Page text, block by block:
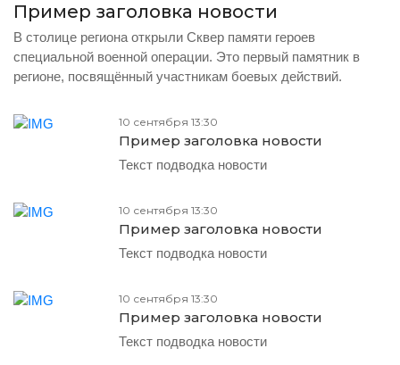
Пример заголовка новости
В столице региона открыли Сквер памяти героев
специальной военной операции. Это первый памятник в
регионе, посвящённый участникам боевых действий.
10 сентября 13:30
Пример заголовка новости
Текст подводка новости
10 сентября 13:30
Пример заголовка новости
Текст подводка новости
10 сентября 13:30
Пример заголовка новости
Текст подводка новости